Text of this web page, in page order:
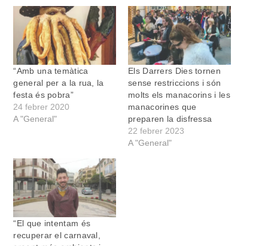
“Amb una temàtica
general per a la rua, la
festa és pobra”
24 febrer 2020
A "General"
Els Darrers Dies tornen
sense restriccions i són
molts els manacorins i les
manacorines que
preparen la disfressa
22 febrer 2023
A "General"
“El que intentam és
recuperar el carnaval,